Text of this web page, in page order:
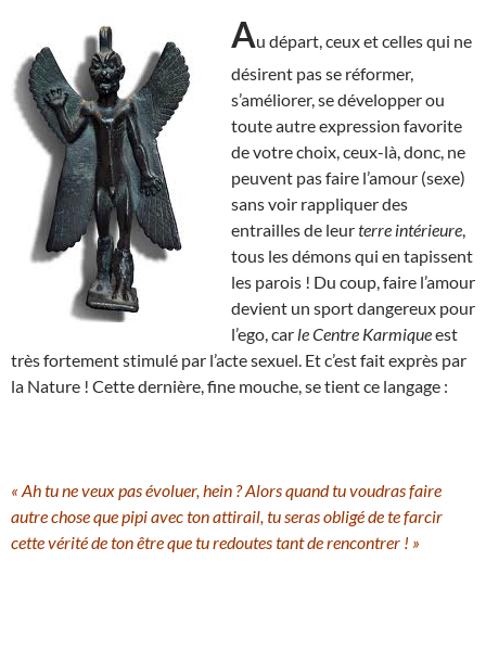
Au départ, ceux et celles qui ne
désirent pas se réformer,
s’améliorer, se développer ou
toute autre expression favorite
de votre choix, ceux-là, donc, ne
peuvent pas faire l’amour (sexe)
sans voir rappliquer des
entrailles de leurterre intérieure
tous les démons qui en tapissent
les parois ! Du coup, faire l’amour
devient un sport dangereux pour
l’ego, car le Centre Karmiqueest
très fortement stimulé par l’acte sexuel. Et c’est fait exprès par
la Nature ! Cette dernière, fine mouche, se tient ce langage :
« Ah tu ne veux pas évoluer, hein ? Alors quand tu voudras faire
autre chose que pipi avec ton attirail, tu seras obligé de te farcir
cette vérité de ton être que tu redoutes tant de rencontrer ! »